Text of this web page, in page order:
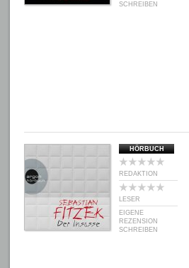
SCHREIBEN
HÖRBUCH
REDAKTION
LESER
EIGENE
REZENSION
SCHREIBEN